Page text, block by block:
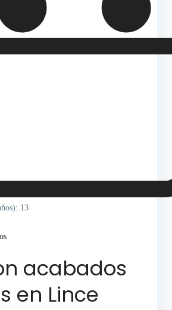
13
acabados
en Lince